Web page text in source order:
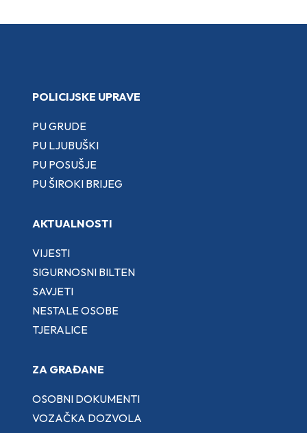
POLICIJSKE UPRAVE
PU GRUDE
PU LJUBUŠKI
PU POSUŠJE
PU ŠIROKI BRIJEG
AKTUALNOSTI
VIJESTI
SIGURNOSNI BILTEN
SAVJETI
NESTALE OSOBE
TJERALICE
ZA GRAĐANE
OSOBNI DOKUMENTI
VOZAČKA DOZVOLA